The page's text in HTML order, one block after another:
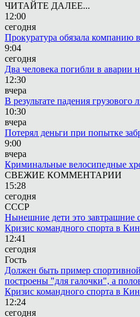
ЧИТАЙТЕ ДАЛЕЕ...
12:00
сегодня
Прокуратура обязала компанию
9:04
сегодня
Два человека погибли в
12:30
вчера
В результате падения
10:30
вчера
Потерял деньги при попытке
9:00
вчера
Криминальные велосипедные
СВЕЖИЕ КОММЕНТАРИИ
15:28
сегодня
СССР
Нынешние дети это завтрашние
Кризис командного спорта в
12:41
сегодня
Гость
Должен быть пример
построены "для галочки", а
Кризис командного спорта в
12:24
сегодня